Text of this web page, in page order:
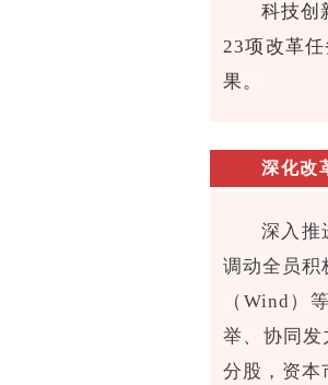
科技创
23项改革
果。
深化改
深入推
调动全员积
（Wind）
举、协同
分股，资本